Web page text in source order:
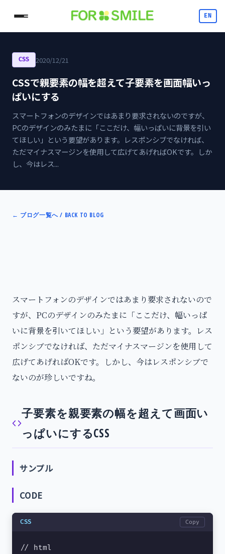
EN
CSS 2020/12/21
CSSで親要素の幅を超えて子要素を画面幅いっ
ぱいにする
スマートフォンのデザインではあまり要求されないのですが、
PCのデザインのみたまに「ここだけ、幅いっぱいに背景を引い
てほしい」という要望があります。レスポンシブでなければ、
ただマイナスマージンを使用して広げてあげればOKです。しか
し、今はレス...
← ブログ一覧へ / BACK TO BLOG
スマートフォンのデザインではあまり要求されないので
すが、PCのデザインのみたまに「ここだけ、幅いっぱ
いに背景を引いてほしい」という要望があります。レス
ポンシブでなければ、ただマイナスマージンを使用して
広げてあげればOKです。しかし、今はレスポンシブで
ないのが珍しいですね。
子要素を親要素の幅を超えて画面い
っぱいにするCSS
サンプル
CODE
CSS Copy
// html